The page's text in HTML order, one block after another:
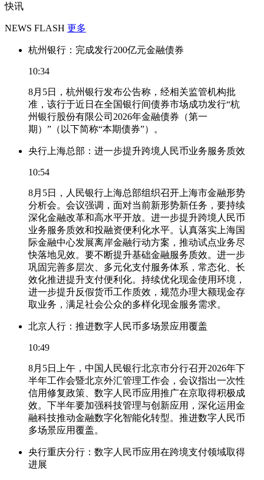
快讯
NEWS FLASH 更多
杭州银行：完成发行200亿元金融债券
10:34
8月5日，杭州银行发布公告称，经相关监管机构批
准，该行于近日在全国银行间债券市场成功发行“杭
州银行股份有限公司2026年金融债券（第一
期）”（以下简称“本期债券”）。
央行上海总部：进一步提升跨境人民币业务服务质效
10:54
8月5日，人民银行上海总部组织召开上海市金融形势
分析会。会议强调，面对当前新形势新任务，要持续
深化金融改革和高水平开放。进一步提升跨境人民币
业务服务质效和投融资便利化水平。认真落实上海国
际金融中心发展离岸金融行动方案，推动试点业务尽
快落地见效。要不断提升基础金融服务质效。进一步
巩固完善多层次、多元化支付服务体系，常态化、长
效化推进提升支付便利化。持续优化现金使用环境，
进一步提升反假货币工作质效，规范办理大额现金存
取业务，满足社会公众的多样化现金服务需求。
北京人行：推进数字人民币多场景应用覆盖
10:49
8月5日上午，中国人民银行北京市分行召开2026年下
半年工作会暨北京外汇管理工作会，会议指出一次性
信用修复政策、数字人民币应用推广在京取得积极成
效。下半年要加强科技管理与创新应用，深化运用金
融科技推动金融数字化智能化转型。推进数字人民币
多场景应用覆盖。
央行重庆分行：数字人民币应用在跨境支付领域取得
进展